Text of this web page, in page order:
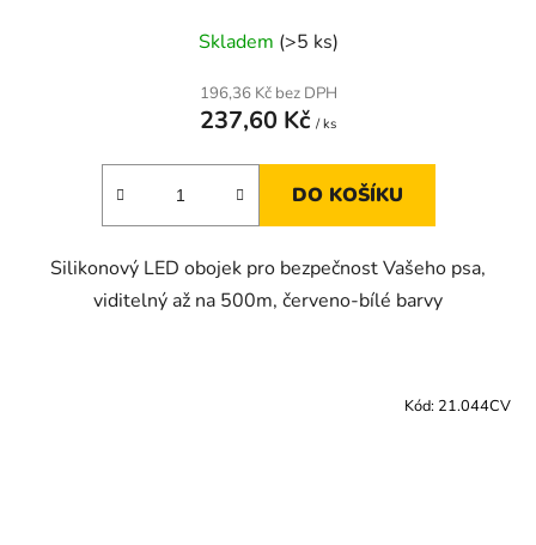
Skladem (>5 ks)
196,36 Kč bez DPH
237,60 Kč / ks
DO KOŠÍKU
Silikonový LED obojek pro bezpečnost Vašeho psa,
viditelný až na 500m, červeno-bílé barvy
Kód: 21.044CV